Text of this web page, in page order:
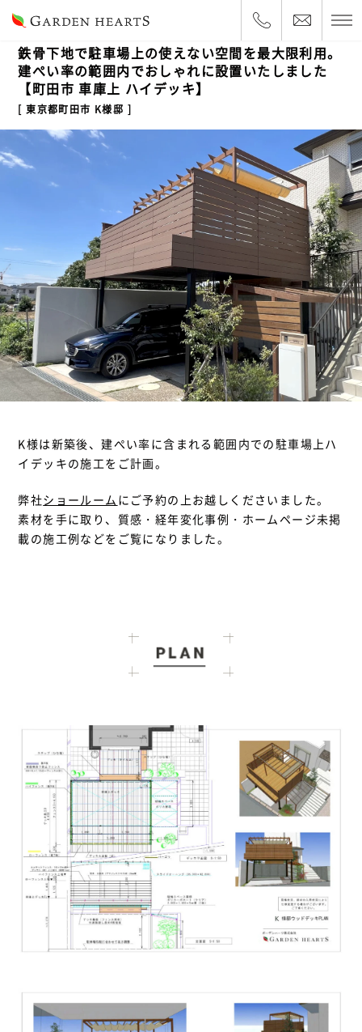
2022.12.16 ハイデッキ・車庫上
東京都町田市 K様邸
鉄骨下地で駐車場上の使えない空間を最大限利用。
建ぺい率の範囲内でおしゃれに設置いたしました
【町田市 車庫上 ハイデッキ】
K様は新築後、建ぺい率に含まれる範囲内での駐車場上ハ
イデッキの施工をご計画。
弊社ショールーム にご予約の上お越しくださいました。
素材を手に取り、質感・経年変化事例・ホームページ未掲
載の施工例などをご覧になりました。